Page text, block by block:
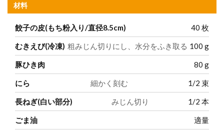
材料
餃子の皮(もち粉入り/直径8.5cm) 40 枚
むきえび(冷凍) 粗みじん切りにし、水分をふき取る 100 g
豚ひき肉 80 g
にら 細かく刻む 1/2 束
長ねぎ(白い部分) みじん切り 1/2 本
ごま油 適量